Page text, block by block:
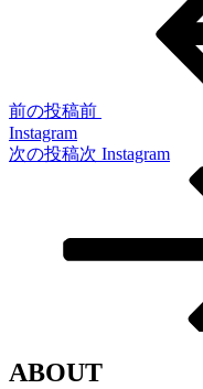
前の投稿前
Instagram
次の投稿次 Instagram
ABOUT